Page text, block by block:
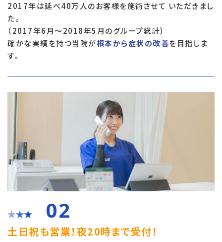
2017年は延べ40万人のお客様を施術させて いただきまし
た。
（2017年6月～2018年5月のグループ総計）
確かな実績を持つ当院が根本から症状の改善を目指しま
す。
02
土日祝も営業！夜20時まで受付！